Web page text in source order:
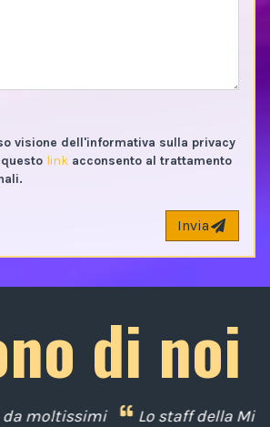
visione dell'informativa sulla privacy
link acconsento al trattamento
Invia
di noi
Design ci ha mostrato la sua